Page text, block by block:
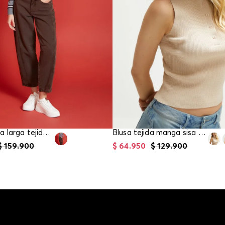
Blusa manga larga tejida para mujer
159.900
Blusa tejida manga sisa para mujer
$ 129.900
$ 64.950